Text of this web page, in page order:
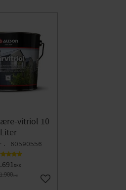
vitriol 10
Liter
60590556
DKK
1.900DKK
Gem som favorit